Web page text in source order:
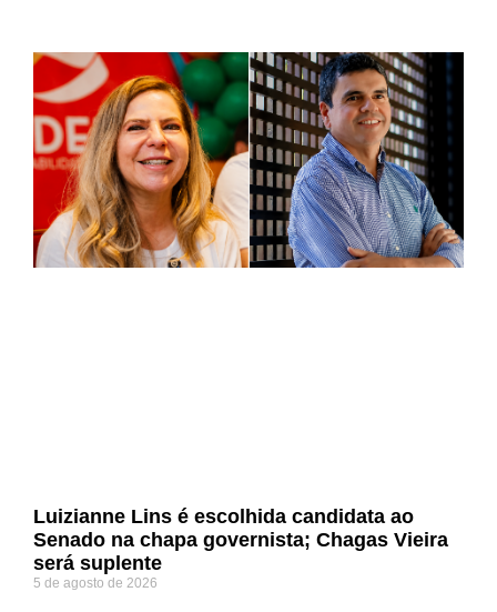
Luizianne Lins é escolhida candidata ao
Senado na chapa governista; Chagas Vieira
será suplente
5 de agosto de 2026